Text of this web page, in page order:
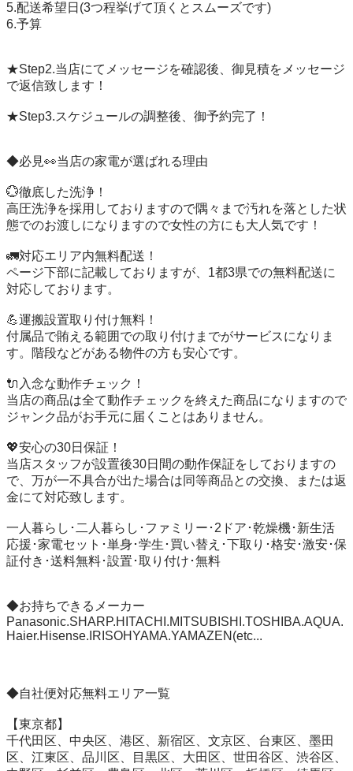
5.配送希望日(3つ程挙げて頂くとスムーズです)
6.予算
★Step2.当店にてメッセージを確認後、御見積をメッセージ
で返信致します！
★Step3.スケジュールの調整後、御予約完了！
◆必見👀当店の家電が選ばれる理由
💮徹底した洗浄！
高圧洗浄を採用しておりますので隅々まで汚れを落とした状
態でのお渡しになりますので女性の方にも大人気です！
🚛対応エリア内無料配送！
ページ下部に記載しておりますが、1都3県での無料配送に
対応しております。
💪運搬設置取り付け無料！
付属品で賄える範囲での取り付けまでがサービスになりま
す。階段などがある物件の方も安心です。
🔌入念な動作チェック！
当店の商品は全て動作チェックを終えた商品になりますので
ジャンク品がお手元に届くことはありません。
💖安心の30日保証！
当店スタッフが設置後30日間の動作保証をしておりますの
で、万が一不具合が出た場合は同等商品との交換、または返
金にて対応致します。
一人暮らし･二人暮らし･ファミリー･2ドア･乾燥機･新生活
応援･家電セット･単身･学生･買い替え･下取り･格安･激安･保
証付き･送料無料･設置･取り付け･無料
◆お持ちできるメーカー
Panasonic.SHARP.HITACHI.MITSUBISHI.TOSHIBA.AQUA.
Haier.Hisense.IRISOHYAMA.YAMAZEN(etc...
◆自社便対応無料エリア一覧
【東京都】
千代田区、中央区、港区、新宿区、文京区、台東区、墨田
区、江東区、品川区、目黒区、大田区、世田谷区、渋谷区、